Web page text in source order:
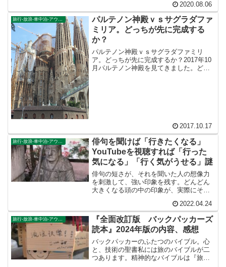
とも社会のルールに従いますか？このペ
ージでは、家族の正義と社会的正義が対
立した場合を描いた二つの...
2020.08.06
旅行-放浪-車中泊-アウトドア
パルテノン神殿ｖｓサグラダファ
ミリア。どっちが先に完成する
か？
パルテノン神殿ｖｓサグラダファミリ
ア。どっちが先に完成するか？2017年10
月パルテノン神殿を見てきました。どう
2017.10.17
俳句を聞けば「行きたくなる」
YouTubeを視聴すれば「行った
気になる」「行く気がうせる」謎
俳句の短さが、それを聞いた人の想像力
を刺激して、強い印象を残す。どんどん
大きくなる頭の中の印象が、実際にその
るのです。だから俳句を読んで、旅立つ
人がたくさんいるのでしょう。
2022.04.24
『全面改訂版 バックパッカーズ
読本』2024年版の内容、感想
バックパッカーのふたつのバイブル。心
と、技術の聖書私には旅のバイブルが二
つあります。精神的なバイブルは『旅に